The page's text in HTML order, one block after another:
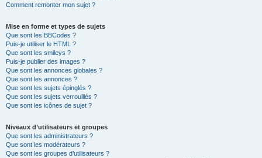
Comment remonter mon sujet ?
Mise en forme et types de sujets
Que sont les BBCodes ?
Puis-je utiliser le HTML ?
Que sont les smileys ?
Puis-je publier des images ?
Que sont les annonces globales ?
Que sont les annonces ?
Que sont les sujets épinglés ?
Que sont les sujets verrouillés ?
Que sont les icônes de sujet ?
Niveaux d’utilisateurs et groupes
Que sont les administrateurs ?
Que sont les modérateurs ?
Que sont les groupes d’utilisateurs ?